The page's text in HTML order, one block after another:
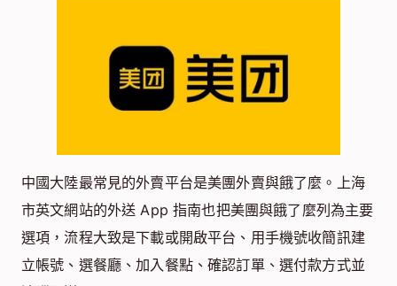
中國大陸最常見的外賣平台是美團外賣與餓了麼。上海
市英文網站的外送 App 指南也把美團與餓了麼列為主要
選項，流程大致是下載或開啟平台、用手機號收簡訊建
立帳號、選餐廳、加入餐點、確認訂單、選付款方式並